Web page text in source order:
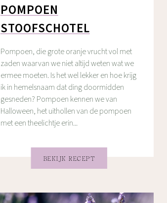
POMPOEN
STOOFSCHOTEL
Pompoen, die grote oranje vrucht vol met
zaden waarvan we niet altijd weten wat we
ermee moeten. Is het wel lekker en hoe krijg
ik in hemelsnaam dat ding doormidden
gesneden? Pompoen kennen we van
Halloween, het uithollen van de pompoen
met een theelichtje erin...
BEKIJK RECEPT